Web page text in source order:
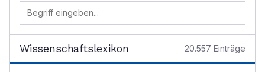
Wissenschaftslexikon 20.557 Einträge